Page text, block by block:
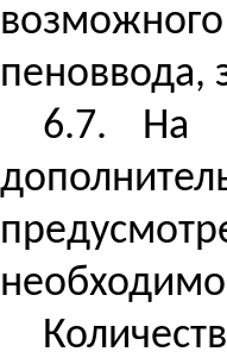
пеноввода,
6.7. На